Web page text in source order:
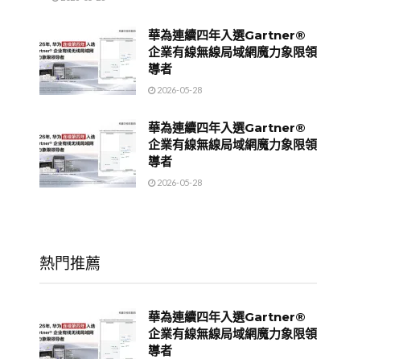
華為連續四年入選Gartner®
企業有線無線局域網魔力象限領
導者
2026-05-28
華為連續四年入選Gartner®
企業有線無線局域網魔力象限領
導者
2026-05-28
熱門推薦
華為連續四年入選Gartner®
企業有線無線局域網魔力象限領
導者